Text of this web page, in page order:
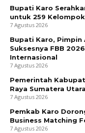
Bupati Karo
untuk 259
7 Agustus 2026
Bupati Karo, Pimpin
Suksesnya FBB
Internasional
7 Agustus 2026
Pemerintah
Raya Sumatera
7 Agustus 2026
Pemkab Karo
Business Matching
7 Agustus 2026